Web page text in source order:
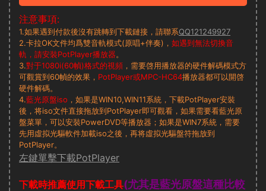
注意事項:
1.如果遇到付款後沒有跳轉到下載鏈接，請聯系QQ121249927
2.卡拉OK文件均爲雙音軌模式(原唱+伴奏)， 如遇到無法切換音
軌，請安裝PotPlayer播放器。
3.對于1080i(60幀)格式的視頻 ，需要啓用播放器的硬件解碼模式方
可觀賞到60幀的效果， PotPlayer或MPC-HC64播放器都可以開啓
硬件解碼。
4.藍光原盤iso ，如果是WIN10,WIN11系統，下載PotPlayer安裝
後，将iso文件直接拖放到PotPlayer即可觀看，如果需要看藍光原
盤菜單，可以安裝PowerDVD等播放器；如果是WIN7系統，需要
先用虛拟光驅軟件加載iso之後，再将虛拟光驅盤符拖放到
PotPlayer。
左鍵單擊下載PotPlayer
下載時推薦使用下載工具(尤其是藍光原盤這種比較